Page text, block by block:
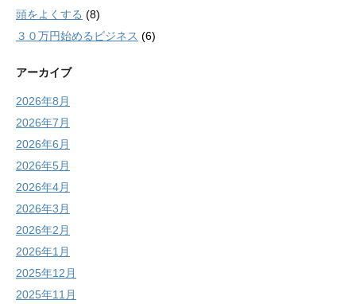
頭をよくする (8)
３０万円始めるビジネス (6)
アーカイブ
2026年8月
2026年7月
2026年6月
2026年5月
2026年4月
2026年3月
2026年2月
2026年1月
2025年12月
2025年11月